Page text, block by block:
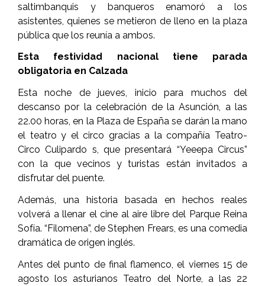
saltimbanquis y banqueros enamoró a los
asistentes, quienes se metieron de lleno en la plaza
pública que los reunía a ambos.
Esta festividad nacional tiene parada
obligatoria en Calzada
Esta noche de jueves, inicio para muchos del
descanso por la celebración de la Asunción, a las
22.00 horas, en la Plaza de España se darán la mano
el teatro y el circo gracias a la compañía Teatro-
Circo Culipardo s, que presentará “Yeeepa Circus”
con la que vecinos y turistas están invitados a
disfrutar del puente.
Además, una historia basada en hechos reales
volverá a llenar el cine al aire libre del Parque Reina
Sofía. “Filomena”, de Stephen Frears, es una comedia
dramática de origen inglés.
Antes del punto de final flamenco, el viernes 15 de
agosto los asturianos Teatro del Norte, a las 22